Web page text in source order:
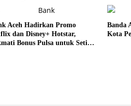
Aceh Hadirkan Promo
dan Disney+ Hotstar,
Bonus Pulsa untuk Setiap
Banda
Kota